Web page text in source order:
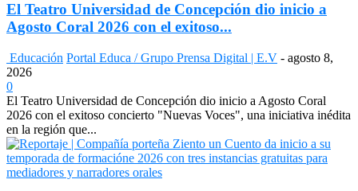
El Teatro Universidad de Concepción dio inicio a
Agosto Coral 2026 con el exitoso...
Educación Portal Educa / Grupo Prensa Digital | E.V - agosto 8,
2026
0
El Teatro Universidad de Concepción dio inicio a Agosto Coral
2026 con el exitoso concierto "Nuevas Voces", una iniciativa inédita
en la región que...